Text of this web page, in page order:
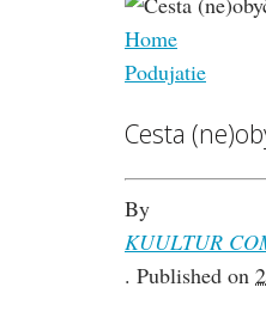
Home
Podujatie
Cesta
By
KUULTUR
. Published on